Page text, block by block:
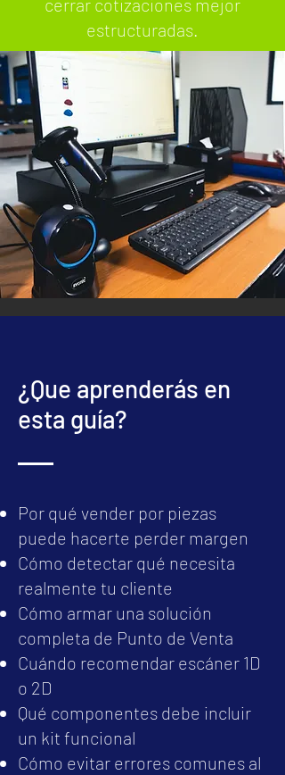
cerrar cotizaciones mejor
estructuradas.
¿Que aprenderás en
esta guía?
Por qué vender por piezas
puede hacerte perder margen
Cómo detectar qué necesita
realmente tu cliente
Cómo armar una solución
completa de Punto de Venta
Cuándo recomendar escáner 1D
o 2D
Qué componentes debe incluir
un kit funcional
Cómo evitar errores comunes al